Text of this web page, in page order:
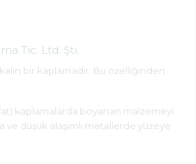
Tic. Ltd. Şti.
bir kaplamadır. Bu özelliğinden
kaplamalarda boyanan malzemeyi
ve düşük alaşımlı metallerde yüzeye